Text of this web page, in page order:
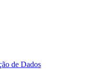
de Dados